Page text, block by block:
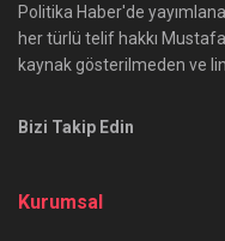
Politika Haber'de
her türlü telif hakkı
kaynak gösterilmeden ve
Bizi Takip Edin
Kurumsal